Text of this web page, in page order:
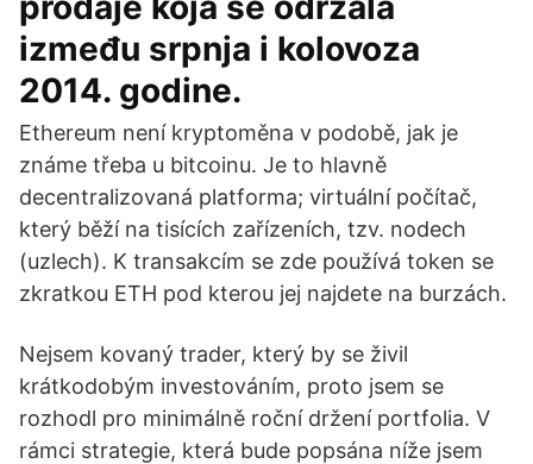
između srpnja i kolovoza
2014. godine.
Ethereum není kryptoměna v podobě, jak je
známe třeba u bitcoinu. Je to hlavně
decentralizovaná platforma; virtuální počítač,
který běží na tisících zařízeních, tzv. nodech
(uzlech). K transakcím se zde používá token se
zkratkou ETH pod kterou jej najdete na burzách.
Nejsem kovaný trader, který by se živil
krátkodobým investováním, proto jsem se
rozhodl pro minimálně roční držení portfolia. V
rámci strategie, která bude popsána níže jsem